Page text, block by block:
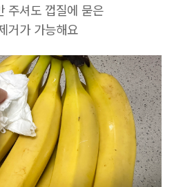
주셔도 껍질에 묻은
거가 가능해요